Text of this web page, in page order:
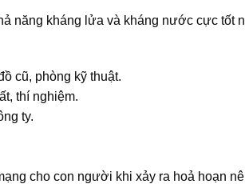
năng kháng lửa và kháng nước cực tốt
cũ, phòng kỹ thuật.
thí nghiệm.
ty.
cho con người khi xảy ra hoả hoạn